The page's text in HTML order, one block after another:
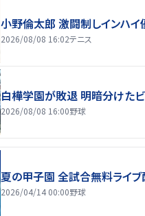
小野倫太郎 激闘制しインハイ
2026/08/08 16:02テニス
白樺学園が敗退 明暗分けた
2026/08/08 16:00野球
夏の甲子園 全試合無料ライブ
2026/04/14 00:00野球